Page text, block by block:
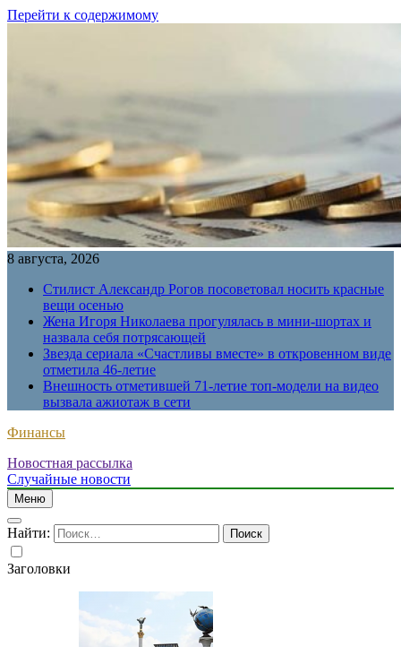
Перейти к содержимому
8 августа, 2026
Стилист Александр Рогов посоветовал носить красные
вещи осенью
Жена Игоря Николаева прогулялась в мини-шортах и
назвала себя потрясающей
Звезда сериала «Счастливы вместе» в откровенном виде
отметила 46-летие
Внешность отметившей 71-летие топ-модели на видео
вызвала ажиотаж в сети
Финансы
Новостная рассылка
Случайные новости
Меню
Найти:
Заголовки